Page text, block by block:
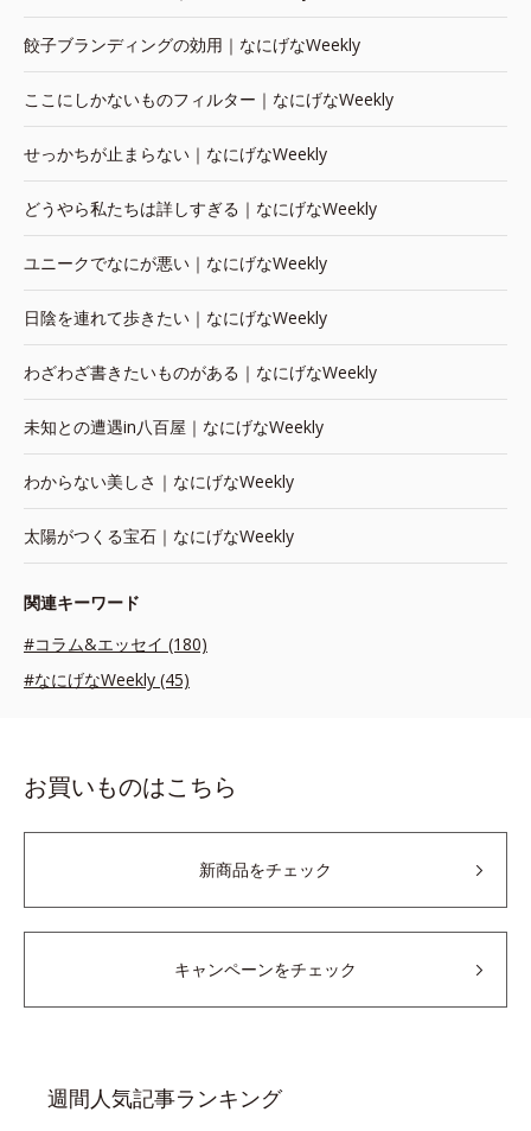
餃子ブランディングの効用｜なにげなWeekly
ここにしかないものフィルター｜なにげなWeekly
せっかちが止まらない｜なにげなWeekly
どうやら私たちは詳しすぎる｜なにげなWeekly
ユニークでなにが悪い｜なにげなWeekly
日陰を連れて歩きたい｜なにげなWeekly
わざわざ書きたいものがある｜なにげなWeekly
未知との遭遇in八百屋｜なにげなWeekly
わからない美しさ｜なにげなWeekly
太陽がつくる宝石｜なにげなWeekly
関連キーワード
#コラム&エッセイ (180)
#なにげなWeekly (45)
お買いものはこちら
新商品をチェック
キャンペーンをチェック
週間人気記事ランキング